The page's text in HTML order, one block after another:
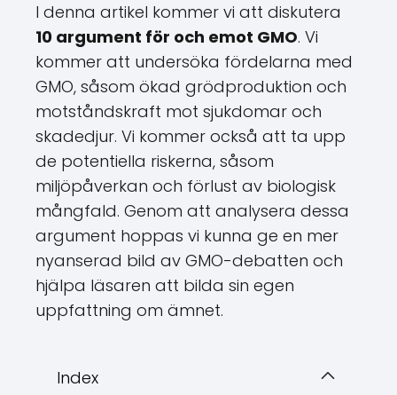
I denna artikel kommer vi att diskutera
10 argument för och emot GMO. Vi
kommer att undersöka fördelarna med
GMO, såsom ökad grödproduktion och
motståndskraft mot sjukdomar och
skadedjur. Vi kommer också att ta upp
de potentiella riskerna, såsom
miljöpåverkan och förlust av biologisk
mångfald. Genom att analysera dessa
argument hoppas vi kunna ge en mer
nyanserad bild av GMO-debatten och
hjälpa läsaren att bilda sin egen
uppfattning om ämnet.
Index